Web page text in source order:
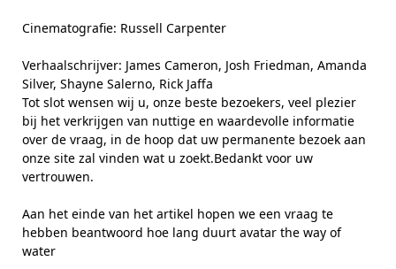
Cinematografie: Russell Carpenter
Verhaalschrijver: James Cameron, Josh Friedman, Amanda
Silver, Shayne Salerno, Rick Jaffa
Tot slot wensen wij u, onze beste bezoekers, veel plezier
bij het verkrijgen van nuttige en waardevolle informatie
over de vraag, in de hoop dat uw permanente bezoek aan
onze site zal vinden wat u zoekt.Bedankt voor uw
vertrouwen.
Aan het einde van het artikel hopen we een vraag te
hebben beantwoord hoe lang duurt avatar the way of
water